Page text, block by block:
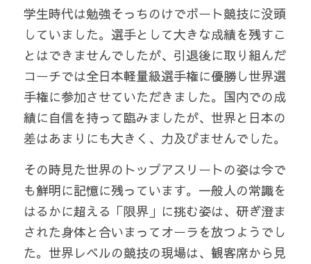
学生時代は勉強そっちのけでボート競技に没頭
していました。選手として大きな成績を残すこ
とはできませんでしたが、引退後に取り組んだ
コーチでは全日本軽量級選手権に優勝し世界選
手権に参加させていただきました。国内での成
績に自信を持って臨みましたが、世界と日本の
差はあまりにも大きく、力及びませんでした。
その時見た世界のトップアスリートの姿は今で
も鮮明に記憶に残っています。一般人の常識を
はるかに超える「限界」に挑む姿は、研ぎ澄ま
された身体と合いまってオーラを放つようでし
た。世界レベルの競技の現場は、観客席から見